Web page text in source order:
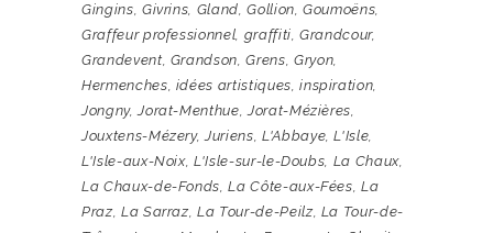
Gingins, Givrins, Gland,Gollion,Goumoëns,
Graffeur professionnel, graffiti,Grandcour,
Grandevent, Grandson,Grens, Gryon,
Hermenches, idées artistiques,inspiration,
Jongny,Jorat-Menthue,Jorat-Mézières,
Jouxtens-Mézery,Juriens, L'Abbaye,L'Isle,
L'Isle-aux-Noix,L'Isle-sur-le-Doubs, La Chaux,
La Chaux-de-Fonds,La Côte-aux-Fées,La
Praz, La Sarraz,La Tour-de-Peilz, La Tour-de-